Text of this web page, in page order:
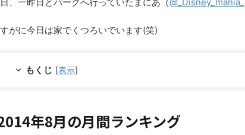
がに今日は家でくつろいでいます(笑)
もくじ [表示]
年8月の月間ランキング